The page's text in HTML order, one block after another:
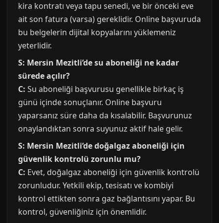
kira kontratı veya tapu senedi, ve bir önceki eve
ait son fatura (varsa) gereklidir. Online başvuruda
bu belgelerin dijital kopyalarını yüklemeniz
yeterlidir.
S: Mersin Mezitli’de su aboneliği ne kadar
sürede açılır?
C: Su aboneliği başvurusu genellikle birkaç iş
günü içinde sonuçlanır. Online başvuru
yaparsanız süre daha da kısalabilir. Başvurunuz
onaylandıktan sonra suyunuz aktif hale gelir.
S: Mersin Mezitli’de doğalgaz aboneliği için
güvenlik kontrolü zorunlu mu?
C: Evet, doğalgaz aboneliği için güvenlik kontrolü
zorunludur. Yetkili ekip, tesisatı ve kombiyi
kontrol ettikten sonra gaz bağlantısını yapar. Bu
kontrol, güvenliğiniz için önemlidir.